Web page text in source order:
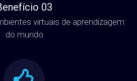
03
virtuais de aprendizagem
do mundo